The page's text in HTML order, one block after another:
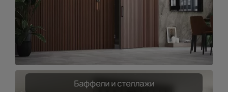
Баффели и стеллажи